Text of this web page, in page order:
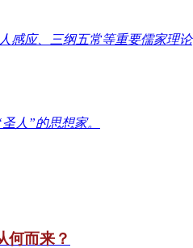
感应、三纲五常等重要儒家理论
人”的思想家。
何而来？